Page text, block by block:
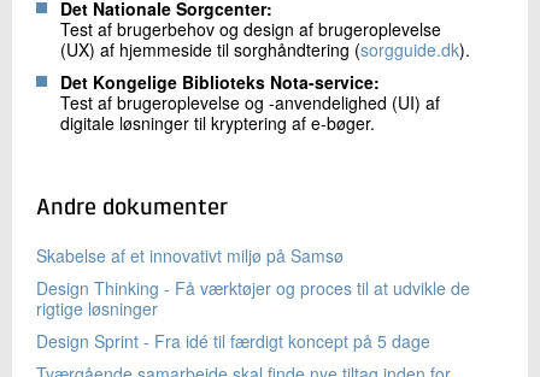
Det Nationale Sorgcenter:
Test af brugerbehov og design af brugeroplevelse
(UX) af hjemmeside til sorghåndtering (sorgguide.dk).
Det Kongelige Biblioteks Nota-service:
Test af brugeroplevelse og -anvendelighed (UI) af
digitale løsninger til kryptering af e-bøger.
Andre dokumenter
Skabelse af et innovativt miljø på Samsø
Design Thinking - Få værktøjer og proces til at udvikle de
rigtige løsninger
Design Sprint - Fra idé til færdigt koncept på 5 dage